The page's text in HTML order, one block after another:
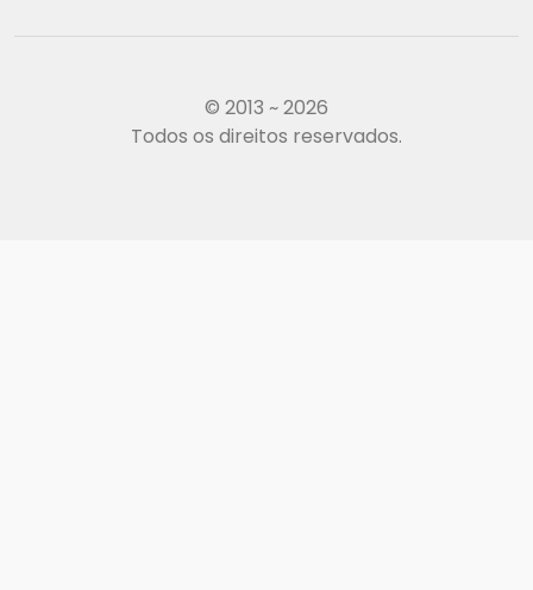
© 2013 ~ 2026
Todos os direitos reservados.